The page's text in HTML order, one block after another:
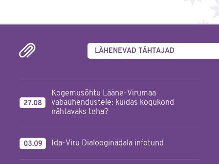
LÄHENEVAD TÄHTAJAD
27.08
Kogemusõhtu Lääne-Virumaa
vabaühendustele: kuidas kogukond
nähtavaks teha?
03.09 Ida-Viru Dialooginädala infotund